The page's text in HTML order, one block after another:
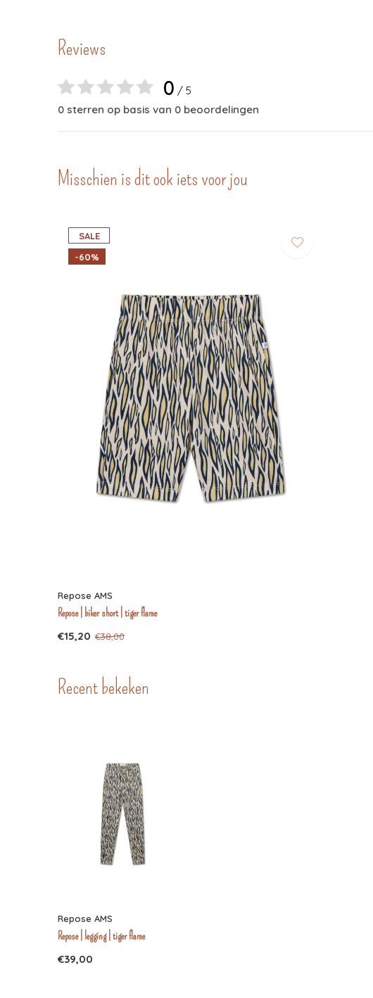
Reviews
0 / 5
0 sterren op basis van 0 beoordelingen
Misschien is dit ook iets voor jou
SALE
-60%
Repose AMS
Repose | biker short | tiger flame
€15,20 €38,00
Recent bekeken
Repose AMS
Repose | legging | tiger flame
€39,00